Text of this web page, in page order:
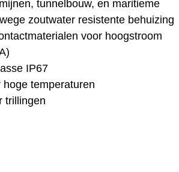
tunnelbouw, en maritieme
zoutwater resistente behuizing
voor hoogstroom
IP67
temperaturen
trillingen